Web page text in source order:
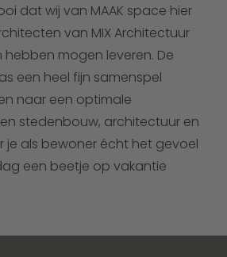
dat wij van MAAK space hier
van MIX Architectuur
mogen leveren. De
een heel fijn samenspel
naar een optimale
stedenbouw, architectuur en
je als bewoner écht het gevoel
een beetje op vakantie